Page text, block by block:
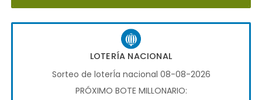
LOTERÍA NACIONAL
Sorteo de loterÍa nacional 08-08-2026
PRÓXIMO BOTE MILLONARIO: